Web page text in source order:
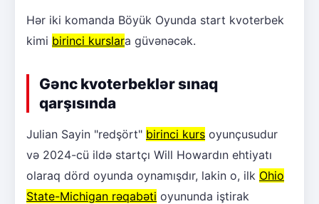
Hər iki komanda Böyük Oyunda start kvoterbek
kimi birinci kurslara güvənəcək.
Gənc kvoterbeklər sınaq
qarşısında
Julian Sayin "redşört" birinci kurs oyunçusudur
və 2024-cü ildə startçı Will Howardın ehtiyatı
olaraq dörd oyunda oynamışdır, lakin o, ilk Ohio
State-Michigan rəqabəti oyununda iştirak